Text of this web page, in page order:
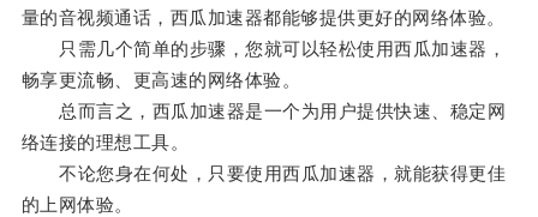
量的音视频通话，西瓜加速器都能够提供更好的网络体验。
只需几个简单的步骤，您就可以轻松使用西瓜加速器，
畅享更流畅、更高速的网络体验。
总而言之，西瓜加速器是一个为用户提供快速、稳定网
络连接的理想工具。
不论您身在何处，只要使用西瓜加速器，就能获得更佳
的上网体验。